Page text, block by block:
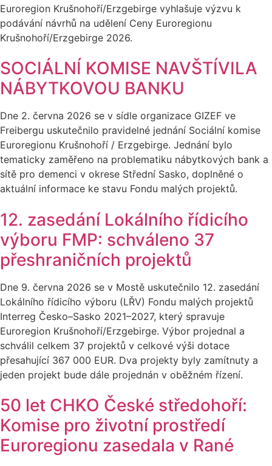
Euroregion Krušnohoří/Erzgebirge vyhlašuje výzvu k
podávání návrhů na udělení Ceny Euroregionu
Krušnohoří/Erzgebirge 2026.
SOCIÁLNÍ KOMISE NAVŠTÍVILA
NÁBYTKOVOU BANKU
Dne 2. června 2026 se v sídle organizace GIZEF ve
Freibergu uskutečnilo pravidelné jednání Sociální komise
Euroregionu Krušnohoří / Erzgebirge. Jednání bylo
tematicky zaměřeno na problematiku nábytkových bank a
sítě pro demenci v okrese Střední Sasko, doplněné o
aktuální informace ke stavu Fondu malých projektů.
12. zasedání Lokálního řídicího
výboru FMP: schváleno 37
přeshraničních projektů
Dne 9. června 2026 se v Mostě uskutečnilo 12. zasedání
Lokálního řídicího výboru (LŘV) Fondu malých projektů
Interreg Česko–Sasko 2021–2027, který spravuje
Euroregion Krušnohoří/Erzgebirge. Výbor projednal a
schválil celkem 37 projektů v celkové výši dotace
přesahující 367 000 EUR. Dva projekty byly zamítnuty a
jeden projekt bude dále projednán v oběžném řízení.
50 let CHKO České středohoří:
Komise pro životní prostředí
Euroregionu zasedala v Rané